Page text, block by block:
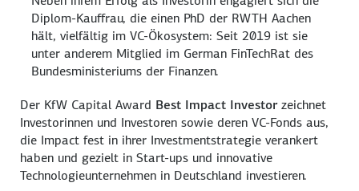
Diplom-Kauffrau, die einen PhD der RWTH Aachen
hält, vielfältig im VC-Ökosystem: Seit 2019 ist sie
unter anderem Mitglied im German FinTechRat des
Bundesministeriums der Finanzen.
Der KfW Capital Award Best Impact Investorzeichnet
Investorinnen und Investoren sowie deren VC-Fonds aus,
die Impact fest in ihrer Investmentstrategie verankert
haben und gezielt in Start-ups und innovative
Technologieunternehmen in Deutschland investieren.